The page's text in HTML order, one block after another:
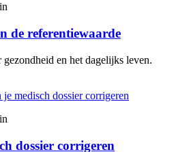
de referentiewaarde
en het dagelijks leven.
dossier corrigeren